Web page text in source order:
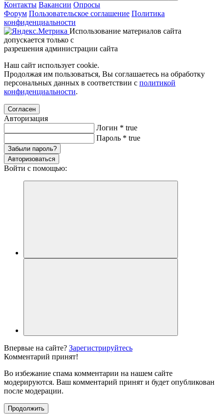
Контакты Вакансии Опросы
Форум Пользовательское соглашение Политика
конфиденциальности
Использование материалов сайта
допускается только с
разрешения администрации сайта
Наш сайт использует cookie.
Продолжая им пользоваться, Вы соглашаетесь на обработку
персональных данных в соответствии с политикой
конфиденциальности.
Согласен
Авторизация
Логин * true
Пароль * true
Забыли пароль?
Авторизоваться
Войти с помощью:
Впервые на сайте? Зарегистрируйтесь
Комментарий принят!
Во избежание спама комментарии на нашем сайте
модерируются. Ваш комментарий принят и будет опубликован
после модерации.
Продолжить